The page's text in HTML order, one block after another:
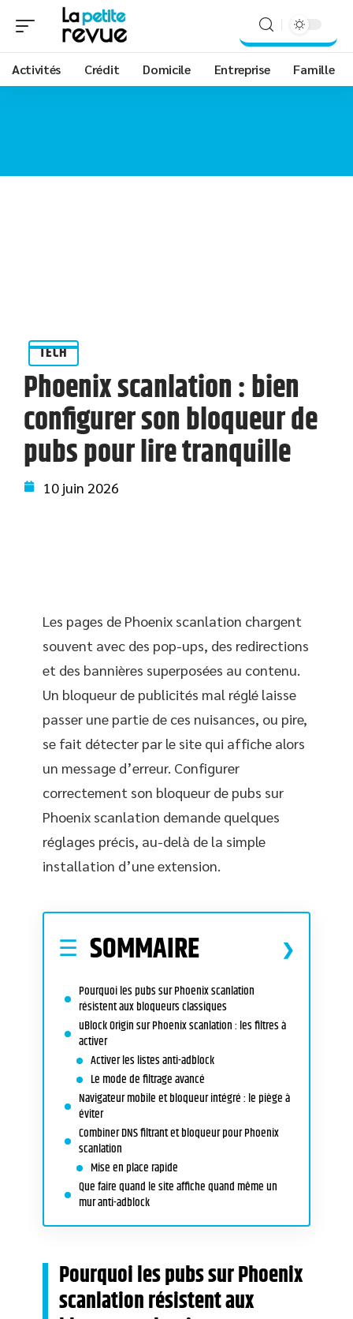
Activités Crédit Domicile Entreprise Famille
TECH
Phoenix scanlation : bien
configurer son bloqueur de
pubs pour lire tranquille
10 juin 2026
Les pages de Phoenix scanlation chargent
souvent avec des pop-ups, des redirections
et des bannières superposées au contenu.
Un bloqueur de publicités mal réglé laisse
passer une partie de ces nuisances, ou pire,
se fait détecter par le site qui affiche alors
un message d’erreur. Configurer
correctement son bloqueur de pubs sur
Phoenix scanlation demande quelques
réglages précis, au-delà de la simple
installation d’une extension.
SOMMAIRE
Pourquoi les pubs sur Phoenix scanlation
résistent aux bloqueurs classiques
uBlock Origin sur Phoenix scanlation : les filtres à
activer
Activer les listes anti-adblock
Le mode de filtrage avancé
Navigateur mobile et bloqueur intégré : le piège à
éviter
Combiner DNS filtrant et bloqueur pour Phoenix
scanlation
Mise en place rapide
Que faire quand le site affiche quand même un
mur anti-adblock
Pourquoi les pubs sur Phoenix
scanlation résistent aux